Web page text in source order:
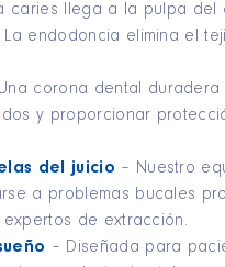
caries llega a la pulpa del
endodoncia elimina el
corona dental
y proporcionar
del juicio – Nuestro
a problemas bucales
de extracción.
– Diseñada para